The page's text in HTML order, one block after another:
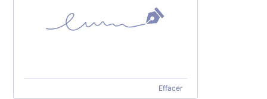
Effacer